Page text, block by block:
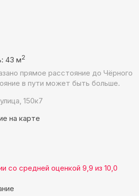
43 м2
прямое расстояние до Чёрного
в пути может быть больше.
150к7
на карте
со средней оценкой 9,9 из 10,0